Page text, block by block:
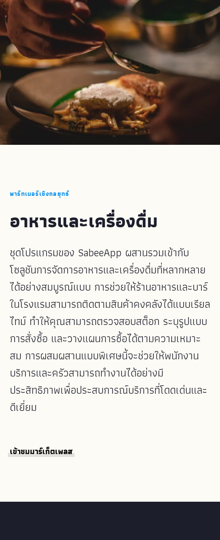
พาร์ทเนอร์เชิงกลยุทธ์
อาหารและเครื่องดื่ม
ชุดโปรแกรมของ SabeeApp ผสานรวมเข้ากับ
โซลูชันการจัดการอาหารและเครื่องดื่มที่หลากหลาย
ได้อย่างสมบูรณ์แบบ การช่วยให้ร้านอาหารและบาร์
ในโรงแรมสามารถติดตามสินค้าคงคลังได้แบบเรียล
ไทม์ ทำให้คุณสามารถตรวจสอบสต็อก ระบุรูปแบบ
การสั่งซื้อ และวางแผนการซื้อได้ตามความเหมาะ
สม การผสมผสานแบบพิเศษนี้จะช่วยให้พนักงาน
บริการและครัวสามารถทำงานได้อย่างมี
ประสิทธิภาพเพื่อประสบการณ์บริการที่โดดเด่นและ
ดีเยี่ยม
เข้าชมมาร์เก็ตเพลส